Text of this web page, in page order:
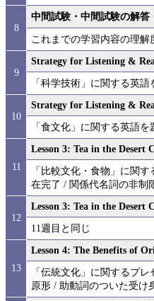
8
中間試験・中間試験の解答
これまでの学習内容の理
9
Strategy for Listening &
「科学技術」に関する英
10
Strategy for Listening &
「食文化」に関する英語
11
Lesson 3: Tea in the Desert
「比較文化・食物」に関
在完了 / 関係代名詞の非制
12
Lesson 3: Tea in the Desert
11週目と同じ
13
Lesson 4: The Benefits of
「伝統文化」に関するプ
原形 / 助動詞のついた受け